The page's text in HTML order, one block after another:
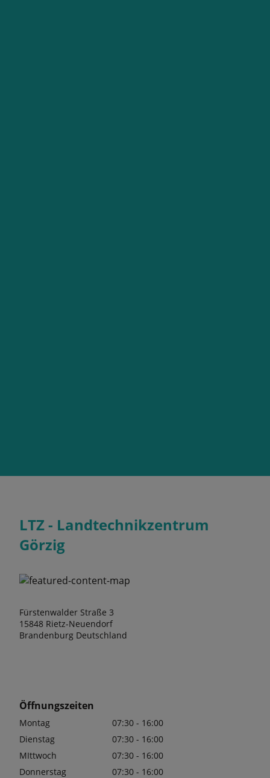
LTZ - Landtechnikzentrum
Görzig
Fürstenwalder Straße 3
15848 Rietz-Neuendorf
Brandenburg Deutschland
Öffnungszeiten
Montag
07:30 - 16:00
Dienstag
07:30 - 16:00
MIttwoch
07:30 - 16:00
Donnerstag
07:30 - 16:00